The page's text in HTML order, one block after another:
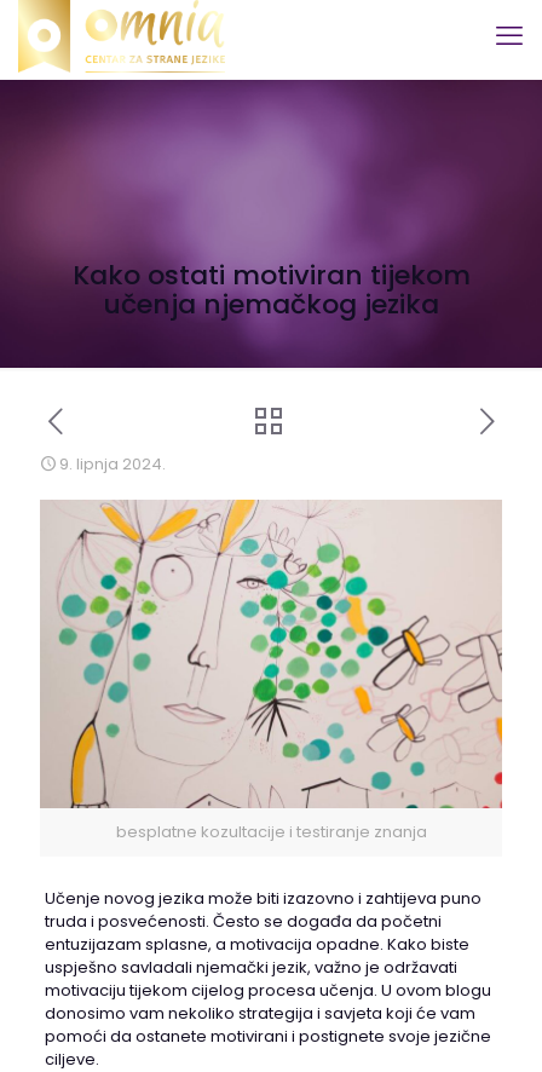
Kako ostati motiviran tijekom
učenja njemačkog jezika
9. lipnja 2024.
besplatne kozultacije i testiranje znanja
Učenje novog jezika može biti izazovno i zahtijeva puno
truda i posvećenosti. Često se događa da početni
entuzijazam splasne, a motivacija opadne. Kako biste
uspješno savladali njemački jezik, važno je održavati
motivaciju tijekom cijelog procesa učenja. U ovom blogu
donosimo vam nekoliko strategija i savjeta koji će vam
pomoći da ostanete motivirani i postignete svoje jezične
ciljeve.